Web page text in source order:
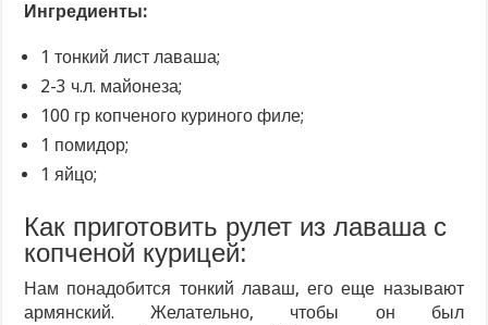
Ингредиенты:
1 тонкий лист лаваша;
2-3 ч.л. майонеза;
100 гр копченого куриного филе;
1 помидор;
1 яйцо;
Как приготовить рулет из лаваша с
копченой курицей:
Нам понадобится тонкий лаваш, его еще называют
армянский. Желательно, чтобы он был